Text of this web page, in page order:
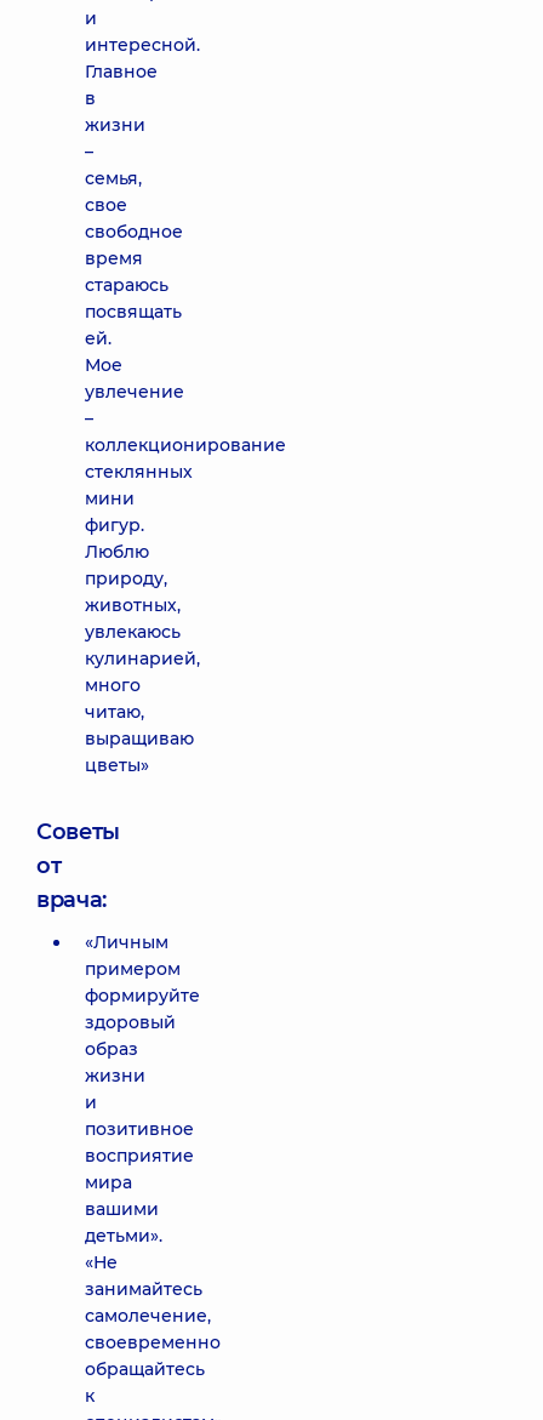
и
интересной.
Главное
в
жизни
–
семья,
свое
свободное
время
стараюсь
посвящать
ей.
Мое
увлечение
–
коллекционирование
стеклянных
мини
фигур.
Люблю
природу,
животных,
увлекаюсь
кулинарией,
много
читаю,
выращиваю
цветы»
Советы
от
врача:
«Личным
примером
формируйте
здоровый
образ
жизни
и
позитивное
восприятие
мира
вашими
детьми».
«Не
занимайтесь
самолечение,
своевременно
обращайтесь
к